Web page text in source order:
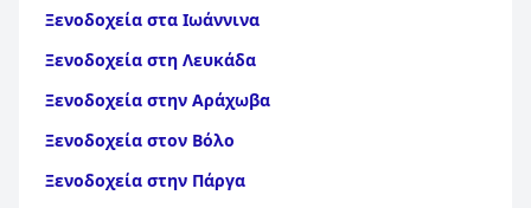
Ξενοδοχεία στα Ιωάννινα
Ξενοδοχεία στη Λευκάδα
Ξενοδοχεία στην Αράχωβα
Ξενοδοχεία στον Βόλο
Ξενοδοχεία στην Πάργα